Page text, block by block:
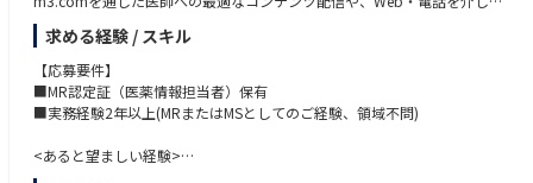
じめとした他領域とのシナジーを見据えた戦略的アプローチを含む）
高いコミュニケーション能力
・医療貢献へのマインドセット：自身の扱う質量分析テクノロジーを通じ
て、日本の医療および臨床検査全体の発展に貢献したいという強い熱意
・論理的思考力と交渉力：複雑な技術的・ビジネス的課題を論理的に整理
し、グローバルや顧客に対して明確に説明・交渉できる能力
■知識
・検体検査および臨床検査室の運用に関する基礎知識
情報提供（リモートディテーリング）の実行を担うポジションです。
【具体的な仕事内容】
担当するプロジェクトの戦略に沿って、医師の行動変容を促すためのコミ
ュニケーション施策の実行全般を担当していただきます。
◆Web／電話面談（オンラインでの情報提供）
求める経験 / スキル
【応募要件】
■MR認定証（医薬情報担当者）保有
■実務経験2年以上(MRまたはMSとしてのご経験、領域不問)
<あると望ましい経験>
■リモートディテーリングの経験